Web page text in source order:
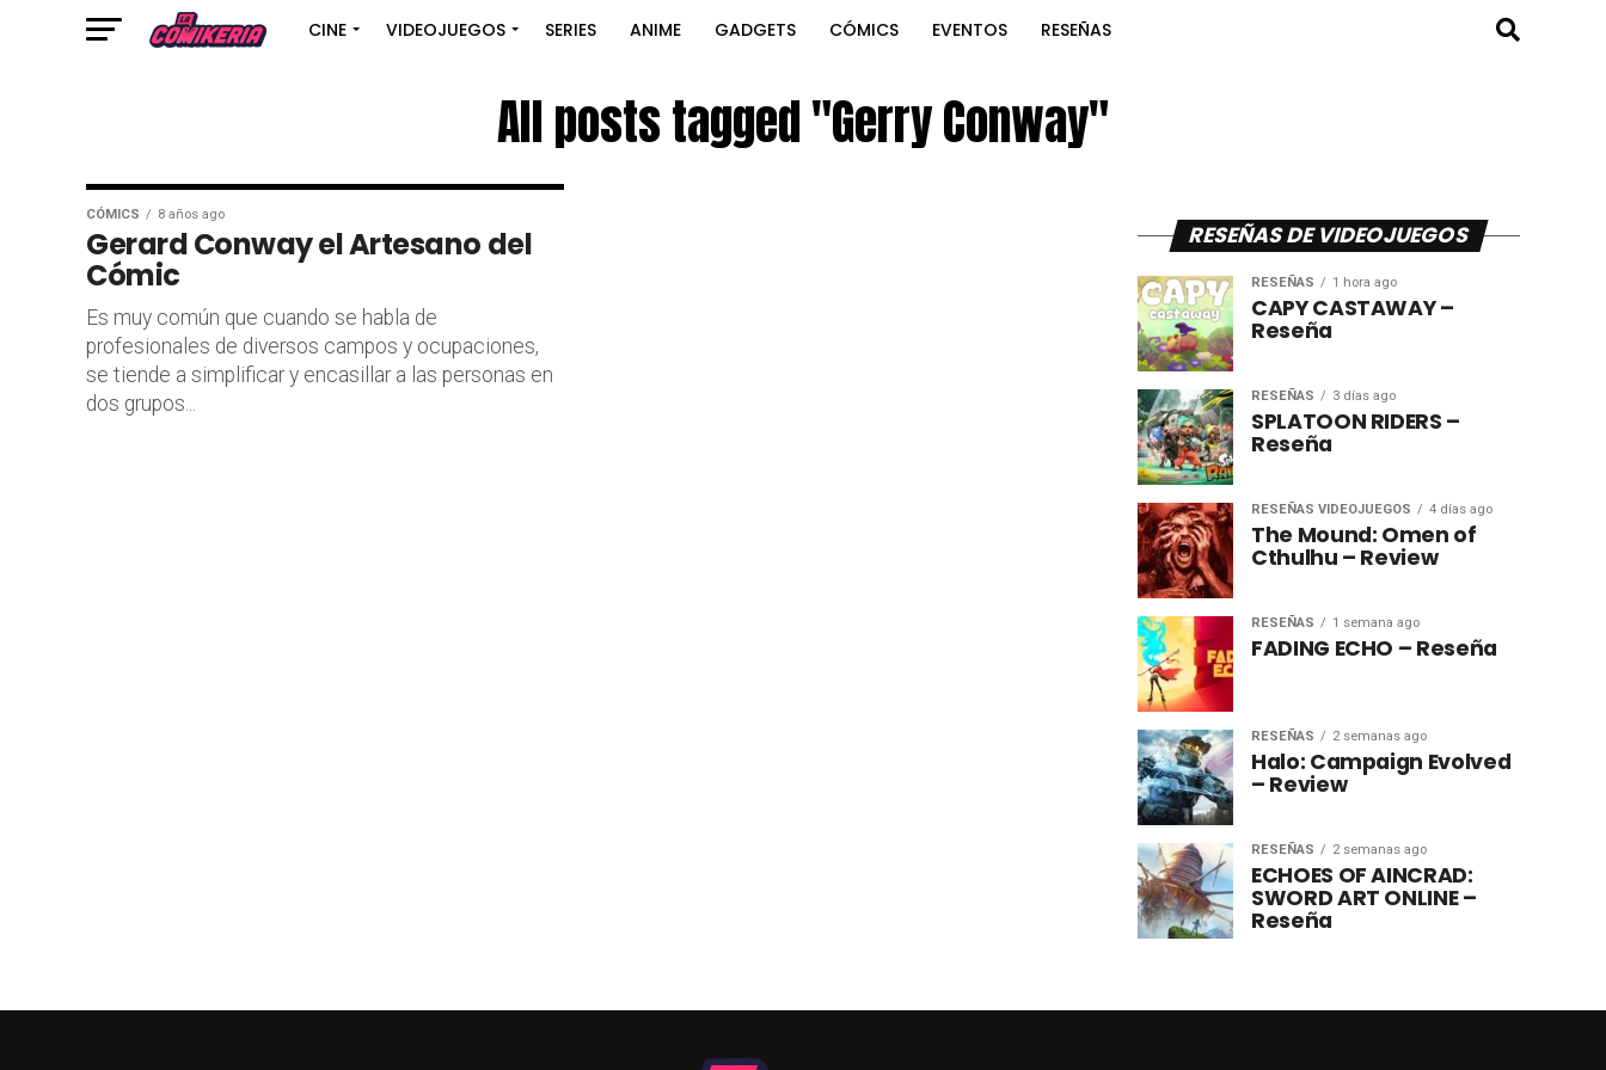
CINE VIDEOJUEGOS SERIES ANIME GADGETS CÓMICS EVENTOS RESEÑAS
All posts tagged "Gerry Conway"
CÓMICS 8 años ago
Gerard Conway el Artesano del
Cómic
Es muy común que cuando se habla de
profesionales de diversos campos y ocupaciones,
se tiende a simplificar y encasillar a las personas en
dos grupos...
RESEÑAS DE VIDEOJUEGOS
RESEÑAS 1 hora ago
CAPY CASTAWAY –
Reseña
RESEÑAS 3 días ago
SPLATOON RIDERS –
Reseña
RESEÑAS VIDEOJUEGOS 4 días ago
The Mound: Omen of
Cthulhu – Review
RESEÑAS 1 semana ago
FADING ECHO – Reseña
RESEÑAS 2 semanas ago
Halo: Campaign Evolved
– Review
RESEÑAS 2 semanas ago
ECHOES OF AINCRAD:
SWORD ART ONLINE –
Reseña